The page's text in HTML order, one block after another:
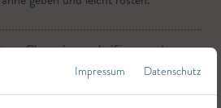
Champignons beifügen und
und leicht salzen.
kaltem Wasser abschwemmen.
Impressum Datenschutz